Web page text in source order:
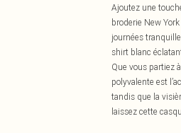
Ajoutez une
broderie New
journées
shirt blanc
Que vous partiez
polyvalente est
tandis que la
laissez cette